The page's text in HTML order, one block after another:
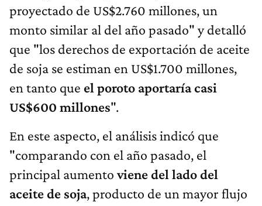
proyectado de US$2.760 millones, un
monto similar al del año pasado" y detalló
que "los derechos de exportación de aceite
de soja se estiman en US$1.700 millones,
en tanto que el poroto aportaría casi
US$600 millones".
En este aspecto, el análisis indicó que
"comparando con el año pasado, el
principal aumentoviene del lado del
aceite de soja, producto de un mayor flujo